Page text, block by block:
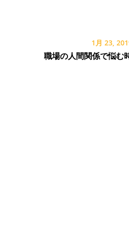
1月 23,
職場の人間関係で悩む